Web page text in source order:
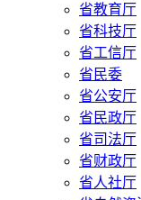
省教育厅
省科技厅
省工信厅
省民委
省公安厅
省民政厅
省司法厅
省财政厅
省人社厅